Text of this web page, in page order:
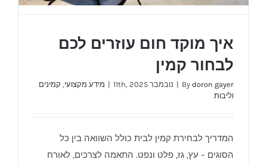
איך מוקד חום עוזרים לכם
לבחור קמין
By doron gayer
| נובמבר 11th, 2025 | מידע מקצועי, קמינים
וליבות
המדריך לבחירת קמין לבית כולל השוואה בין כל
הסוגים – עץ, גז, פלט ונפט. התאמה לצרכים, לאורח